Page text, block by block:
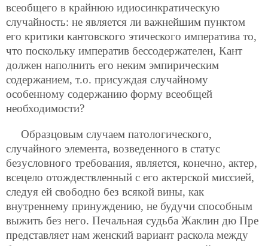
всеобщего в крайнюю идиосинкратическую
случайность: не является ли важнейшим пунктом
его критики кантовского этического императива то,
что поскольку императив бессодержателен, Кант
должен наполнить его неким эмпирическим
содержанием, т.о. присуждая случайному
особенному содержанию форму всеобщей
необходимости?
Образцовым случаем патологического,
случайного элемента, возведенного в статус
безусловного требования, является, конечно, актер,
всецело отождествленный с его актерской миссией,
следуя ей свободно без всякой вины, как
внутреннему принуждению, не будучи способным
выжить без него. Печальная судьба Жаклин дю Пре
представляет нам женский вариант раскола между